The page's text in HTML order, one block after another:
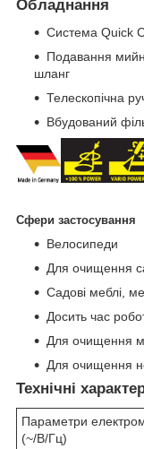
Обладнання
Система Quick
Подавання
шланг
Телескопічна
Вбудований
Сфери застосування
Велосипеди
Для очищення
Садові меблі,
Досить час
Для очищення
Для очищення
Технічні
Параметри
(~/В/Гц)